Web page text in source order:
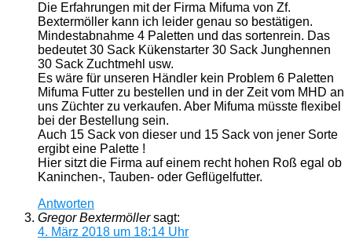
Die Erfahrungen mit der Firma Mifuma von Zf.
Bextermöller kann ich leider genau so bestätigen.
Mindestabnahme 4 Paletten und das sortenrein. Das
bedeutet 30 Sack Kükenstarter 30 Sack Junghennen
30 Sack Zuchtmehl usw.
Es wäre für unseren Händler kein Problem 6 Paletten
Mifuma Futter zu bestellen und in der Zeit vom MHD an
uns Züchter zu verkaufen. Aber Mifuma müsste flexibel
bei der Bestellung sein.
Auch 15 Sack von dieser und 15 Sack von jener Sorte
ergibt eine Palette !
Hier sitzt die Firma auf einem recht hohen Roß egal ob
Kaninchen-, Tauben- oder Geflügelfutter.
Antworten
Gregor Bextermöller sagt:
4. März 2018 um 18:14 Uhr